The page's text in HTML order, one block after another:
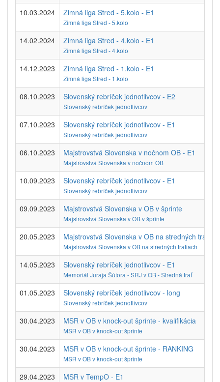
10.03.2024 Zimná liga Stred - 5.kolo - E1
Zimná liga Stred - 5.kolo
14.02.2024 Zimná liga Stred - 4.kolo - E1
Zimná liga Stred - 4.kolo
14.12.2023 Zimná liga Stred - 1.kolo - E1
Zimná liga Stred - 1.kolo
08.10.2023 Slovenský rebríček jednotlivcov - E2
Slovenský rebríček jednotlivcov
07.10.2023 Slovenský rebríček jednotlivcov - E1
Slovenský rebríček jednotlivcov
06.10.2023 Majstrovstvá Slovenska v nočnom OB - E1
Majstrovstvá Slovenska v nočnom OB
10.09.2023 Slovenský rebríček jednotlivcov - E1
Slovenský rebríček jednotlivcov
09.09.2023 Majstrovstvá Slovenska v OB v šprinte
Majstrovstvá Slovenska v OB v šprinte
20.05.2023 Majstrovstvá Slovenska v OB na stredných
Majstrovstvá Slovenska v OB na stredných tratiach
14.05.2023 Slovenský rebríček jednotlivcov - E1
Memoriál Juraja Šútora - SRJ v OB - Stredná trať
01.05.2023 Slovenský rebríček jednotlivcov - long
Slovenský rebríček jednotlivcov
30.04.2023 MSR v OB v knock-out šprinte - kvalifikácia
MSR v OB v knock-out šprinte
30.04.2023 MSR v OB v knock-out šprinte - RANKING
MSR v OB v knock-out šprinte
29.04.2023 MSR v TempO - E1